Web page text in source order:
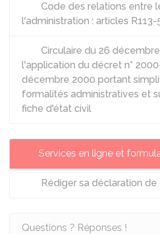
Code des relations entre
l'administration : articles R113-
Circulaire du 26
l'application du décret n°
décembre 2000 portant
formalités administratives et
fiche d'état civil
Services en ligne et
Rédiger sa déclaration
Questions ? Réponses !